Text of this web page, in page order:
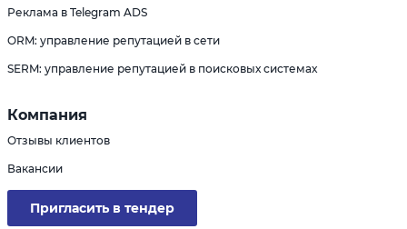
Реклама в Telegram ADS
ORM: управление репутацией в сети
SERM: управление репутацией в поисковых системах
Компания
Отзывы клиентов
Вакансии
Пригласить в тендер